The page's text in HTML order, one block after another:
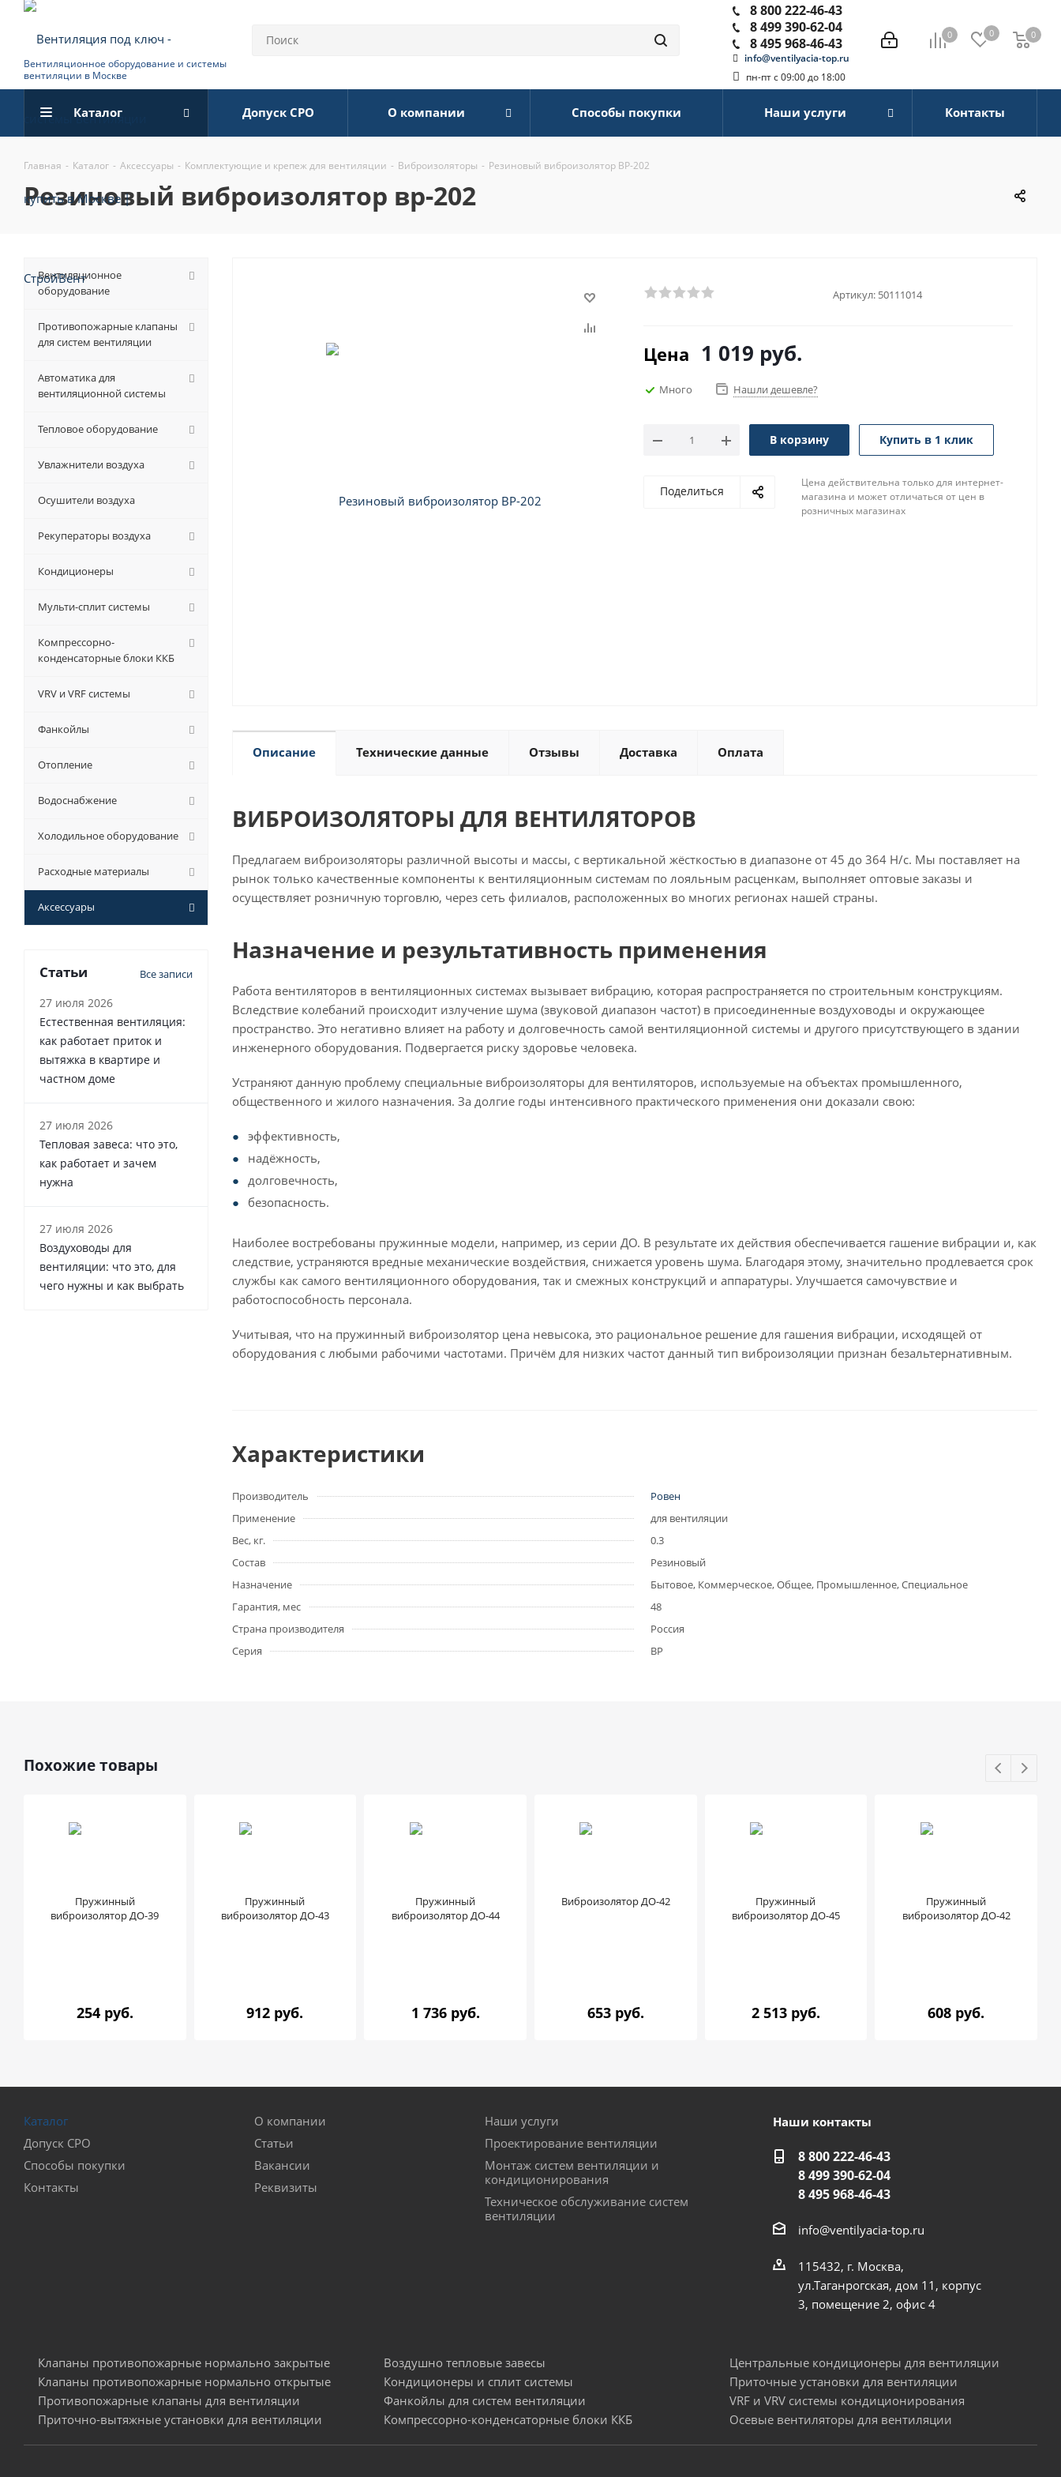
Вентиляционное оборудование и системы
вентиляции в Москве
0 0 0
0
8 800 222-46-43
8 499 390-62-04
8 495 968-46-43
info@ventilyacia-top.ru
пн-пт с 09:00 до 18:00
Каталог Допуск СРО О компании Способы покупки Наши услуги Контакты
Главная - Каталог - Аксессуары - Комплектующие и крепеж для вентиляции - Виброизоляторы - Резиновый виброизолятор ВР-202
резиновый виброизолятор вр-202
Артикул: 50111014
Цена 1 019 руб.
Много Нашли дешевле?
В корзину Купить в 1 клик
Поделиться
Цена действительна только для интернет-
магазина и может отличаться от цен в
розничных магазинах
Описание Технические данные Отзывы Доставка Оплата
ВИБРОИЗОЛЯТОРЫ ДЛЯ ВЕНТИЛЯТОРОВ
Предлагаем виброизоляторы различной высоты и массы, с вертикальной жёсткостью в диапазоне от 45 до 364 Н/с. Мы поставляет на
рынок только качественные компоненты к вентиляционным системам по лояльным расценкам, выполняет оптовые заказы и
осуществляет розничную торговлю, через сеть филиалов, расположенных во многих регионах нашей страны.
Назначение и результативность применения
Работа вентиляторов в вентиляционных системах вызывает вибрацию, которая распространяется по строительным конструкциям.
Вследствие колебаний происходит излучение шума (звуковой диапазон частот) в присоединенные воздуховоды и окружающее
пространство. Это негативно влияет на работу и долговечность самой вентиляционной системы и другого присутствующего в здании
инженерного оборудования. Подвергается риску здоровье человека.
Устраняют данную проблему специальные виброизоляторы для вентиляторов, используемые на объектах промышленного,
общественного и жилого назначения. За долгие годы интенсивного практического применения они доказали свою:
эффективность,
надёжность,
долговечность,
безопасность.
Наиболее востребованы пружинные модели, например, из серии ДО. В результате их действия обеспечивается гашение вибрации и, как
следствие, устраняются вредные механические воздействия, снижается уровень шума. Благодаря этому, значительно продлевается срок
службы как самого вентиляционного оборудования, так и смежных конструкций и аппаратуры. Улучшается самочувствие и
работоспособность персонала.
Учитывая, что на пружинный виброизолятор цена невысока, это рациональное решение для гашения вибрации, исходящей от
оборудования с любыми рабочими частотами. Причём для низких частот данный тип виброизоляции признан безальтернативным.
Характеристики
Производитель
Ровен
Применение
для вентиляции
Вес, кг.
0.3
Состав
Резиновый
Назначение
Бытовое, Коммерческое, Общее, Промышленное, Специальное
Гарантия, мес
48
Страна производителя
Россия
Серия
ВР
Вентиляционное
оборудование
Противопожарные клапаны
для систем вентиляции
Автоматика для
вентиляционной системы
Тепловое оборудование
Увлажнители воздуха
Осушители воздуха
Рекуператоры воздуха
Кондиционеры
Мульти-сплит системы
Компрессорно-
конденсаторные блоки ККБ
VRV и VRF системы
Фанкойлы
Отопление
Водоснабжение
Холодильное оборудование
Расходные материалы
Аксессуары
Статьи Все записи
27 июля 2026
Естественная вентиляция:
как работает приток и
вытяжка в квартире и
частном доме
27 июля 2026
Тепловая завеса: что это,
как работает и зачем
нужна
27 июля 2026
Воздуховоды для
вентиляции: что это, для
чего нужны и как выбрать
Похожие товары
Пружинный
виброизолятор ДО-39
254 руб.
Пружинный
виброизолятор ДО-43
912 руб.
Пружинный
виброизолятор ДО-44
1 736 руб.
Виброизолятор ДО-42
653 руб.
Пружинный
виброизолятор ДО-45
2 513 руб.
Пружинный
виброизолятор ДО-42
608 руб.
Каталог
Допуск СРО
Способы покупки
Контакты
О компании
Статьи
Вакансии
Реквизиты
Наши услуги
Проектирование вентиляции
Монтаж систем вентиляции и
кондиционирования
Техническое обслуживание систем
вентиляции
Наши контакты
8 800 222-46-43
8 499 390-62-04
8 495 968-46-43
info@ventilyacia-top.ru
115432, г. Москва,
ул.Таганрогская, дом 11, корпус
3, помещение 2, офис 4
Клапаны противопожарные нормально закрытые
Клапаны противопожарные нормально открытые
Противопожарные клапаны для вентиляции
Приточно-вытяжные установки для вентиляции
Воздушно тепловые завесы
Кондиционеры и сплит системы
Фанкойлы для систем вентиляции
Компрессорно-конденсаторные блоки ККБ
Центральные кондиционеры для вентиляции
Приточные установки для вентиляции
VRF и VRV системы кондиционирования
Осевые вентиляторы для вентиляции